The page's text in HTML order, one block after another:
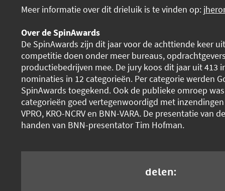
Meer informatie over dit drieluik is te vinden op:
Over de SpinAwards
De SpinAwards zijn dit jaar voor de achttiende keer
competitie doen onder meer bureaus,
productiebedrijven mee. De jury koos dit jaar uit 413
nominaties in 12 categorieën. Per categorie werden
SpinAwards toegekend. Ook de publieke omroep
categorieën goed vertegenwoordigd met inzendingen
VPRO, KRO-NCRV en BNN-VARA. De presentatie van
handen van BNN-presentator Tim Hofman.
delen: